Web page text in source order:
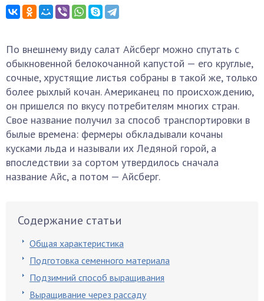
По внешнему виду салат Айсберг можно спутать с
обыкновенной белокочанной капустой — его круглые,
сочные, хрустящие листья собраны в такой же, только
более рыхлый кочан. Американец по происхождению,
он пришелся по вкусу потребителям многих стран.
Свое название получил за способ транспортировки в
былые времена: фермеры обкладывали кочаны
кусками льда и называли их Ледяной горой, а
впоследствии за сортом утвердилось сначала
название Айс, а потом — Айсберг.
Содержание статьи
Общая характеристика
Подготовка семенного материала
Подзимний способ выращивания
Выращивание через рассаду